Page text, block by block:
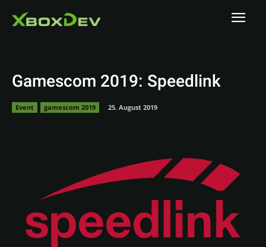
Gamescom 2019: Speedlink
Event gamescom 2019 25. August 2019